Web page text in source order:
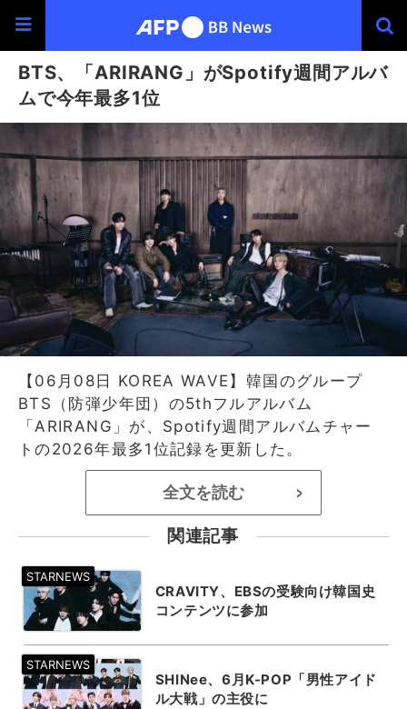
BTS、「ARIRANG」がSpotify週間アルバ
ムで今年最多1位
【06月08日 KOREA WAVE】韓国のグループ
BTS（防弾少年団）の5thフルアルバム
「ARIRANG」が、Spotify週間アルバムチャー
トの2026年最多1位記録を更新した。
全文を読む >
関連記事
CRAVITY、EBSの受験向け韓国史
コンテンツに参加
SHINee、6月K-POP「男性アイド
ル大戦」の主役に